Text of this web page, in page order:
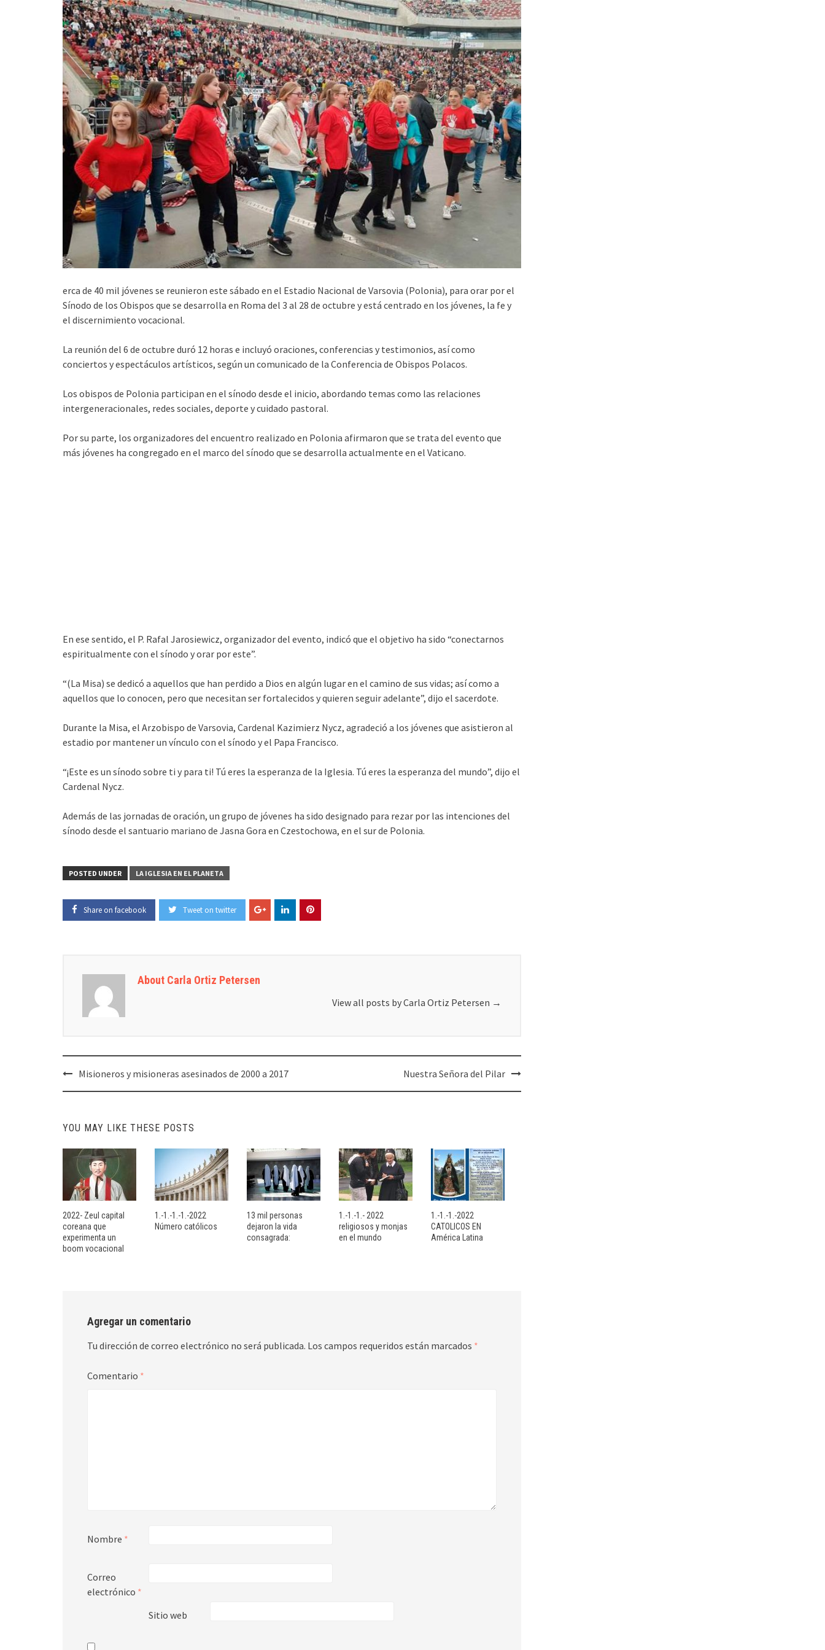
erca de 40 mil jóvenes se reunieron este sábado en el Estadio Nacional de Varsovia (Polonia), para orar por el
Sínodo de los Obispos que se desarrolla en Roma del 3 al 28 de octubre y está centrado en los jóvenes, la fe y
el discernimiento vocacional.
La reunión del 6 de octubre duró 12 horas e incluyó oraciones, conferencias y testimonios, así como
conciertos y espectáculos artísticos, según un comunicado de la Conferencia de Obispos Polacos.
Los obispos de Polonia participan en el sínodo desde el inicio, abordando temas como las relaciones
intergeneracionales, redes sociales, deporte y cuidado pastoral.
Por su parte, los organizadores del encuentro realizado en Polonia afirmaron que se trata del evento que
más jóvenes ha congregado en el marco del sínodo que se desarrolla actualmente en el Vaticano.
En ese sentido, el P. Rafal Jarosiewicz, organizador del evento, indicó que el objetivo ha sido “conectarnos
espiritualmente con el sínodo y orar por este”.
“(La Misa) se dedicó a aquellos que han perdido a Dios en algún lugar en el camino de sus vidas; así como a
aquellos que lo conocen, pero que necesitan ser fortalecidos y quieren seguir adelante”, dijo el sacerdote.
Durante la Misa, el Arzobispo de Varsovia, Cardenal Kazimierz Nycz, agradeció a los jóvenes que asistieron al
estadio por mantener un vínculo con el sínodo y el Papa Francisco.
“¡Este es un sínodo sobre ti y para ti! Tú eres la esperanza de la Iglesia. Tú eres la esperanza del mundo”, dijo el
Cardenal Nycz.
Además de las jornadas de oración, un grupo de jóvenes ha sido designado para rezar por las intenciones del
sínodo desde el santuario mariano de Jasna Gora en Czestochowa, en el sur de Polonia.
POSTED UNDER LA IGLESIA EN EL PLANETA
Share on facebook Tweet on twitter
About Carla Ortiz Petersen
View all posts by Carla Ortiz Petersen →
Post
navigation
Misioneros y misioneras asesinados de 2000 a 2017 Nuestra Señora del Pilar
YOU MAY LIKE THESE POSTS
2022- Zeul capital
coreana que
experimenta un
boom vocacional
1.-1.-1.-1.-2022
Número católicos
13 mil personas
dejaron la vida
consagrada:
1.-1.-1.- 2022
religiosos y monjas
en el mundo
1.-1.-1.-2022
CATOLICOS EN
América Latina
Agregar un comentario
Tu dirección de correo electrónico no será publicada. Los campos requeridos están marcados *
Comentario *
Nombre *
Correo
electrónico *
Sitio web